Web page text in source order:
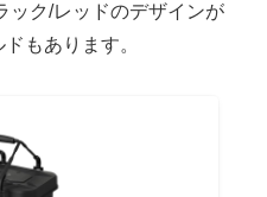
ック/レッドのデザインが
もあります。